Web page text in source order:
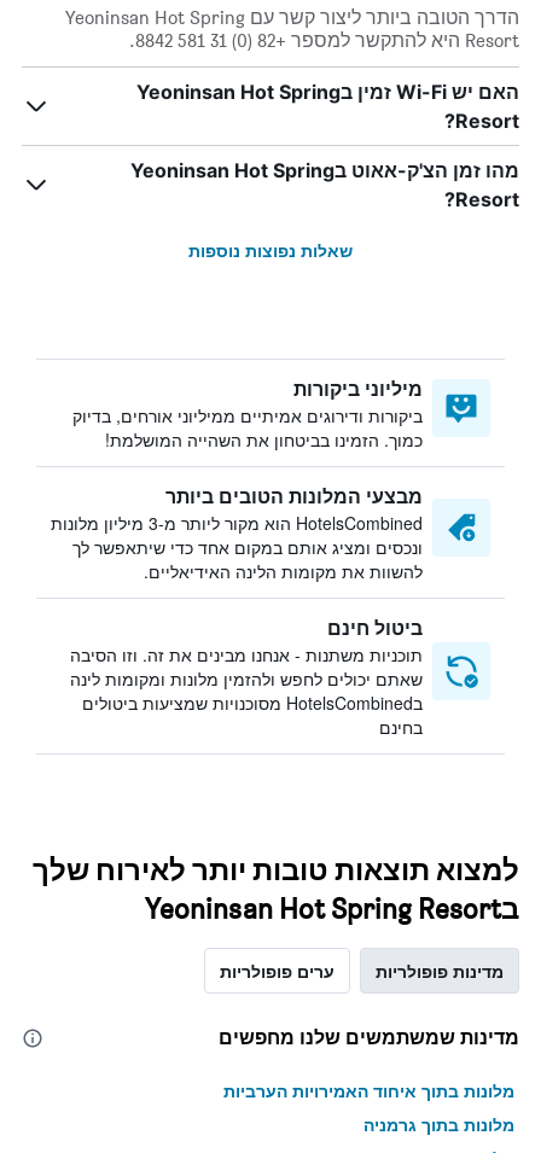
הדרך הטובה ביותר ליצור קשר עם Yeoninsan Hot Spring
Resort היא להתקשר למספר +82 (0) 31 581 8842.
האם יש Wi-Fi זמין בYeoninsan Hot Spring
Resort?
מהו זמן הצ'ק-אאוט בYeoninsan Hot Spring
Resort?
שאלות נפוצות נוספות
מיליוני ביקורות
ביקורות ודירוגים אמיתיים ממיליוני אורחים, בדיוק
כמוך. הזמינו בביטחון את השהייה המושלמת!
מבצעי המלונות הטובים ביותר
HotelsCombined הוא מקור ליותר מ-3 מיליון מלונות
ונכסים ומציג אותם במקום אחד כדי שיתאפשר לך
להשוות את מקומות הלינה האידיאליים.
ביטול חינם
תוכניות משתנות - אנחנו מבינים את זה. וזו הסיבה
שאתם יכולים לחפש ולהזמין מלונות ומקומות לינה
בHotelsCombined מסוכנויות שמציעות ביטולים
בחינם
למצוא תוצאות טובות יותר לאירוח שלך
בYeoninsan Hot Spring Resort
מדינות פופולריות ערים פופולריות
מדינות שמשתמשים שלנו מחפשים
מלונות בתוך איחוד האמירויות הערביות
מלונות בתוך גרמניה